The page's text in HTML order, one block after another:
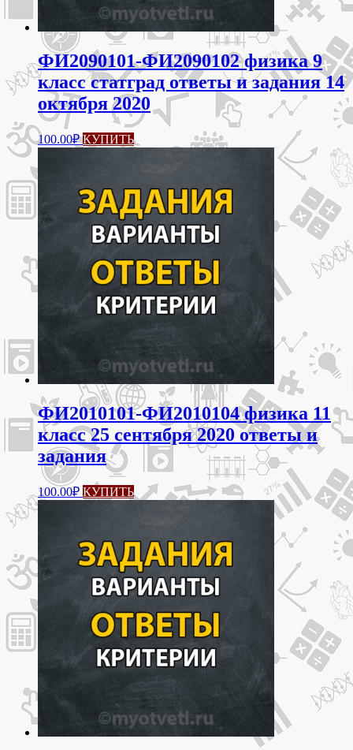
ФИ2090101-ФИ2090102 физика 9
класс статград ответы и задания 14
октября 2020
100.00₽ КУПИТЬ
ФИ2010101-ФИ2010104 физика 11
класс 25 сентября 2020 ответы и
задания
100.00₽ КУПИТЬ